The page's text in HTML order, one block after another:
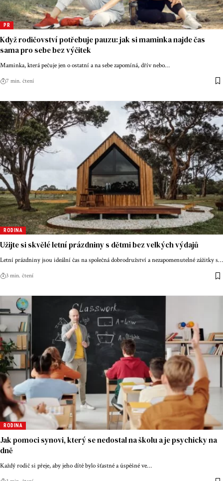
PR
Když rodičovství potřebuje pauzu: jak si maminka najde čas
sama pro sebe bez výčitek
Maminka, která pečuje jen o ostatní a na sebe zapomíná, dřív nebo…
7 min. čtení
RODINA
Užijte si skvělé letní prázdniny s dětmi bez velkých výdajů
Letní prázdniny jsou ideální čas na společná dobrodružství a nezapomenutelné zážitky s…
3 min. čtení
RODINA
Jak pomoci synovi, který se nedostal na školu a je psychicky na
dně
Každý rodič si přeje, aby jeho dítě bylo šťastné a úspěšné ve…